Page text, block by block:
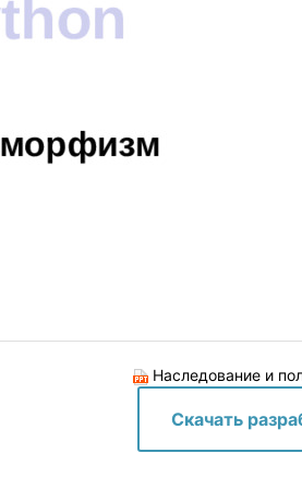
Наследование и
Скачать